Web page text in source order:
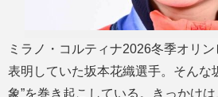
ミラノ・コルティナ2026冬季オリ
表明していた坂本花織選手。そんな
象”を巻き起こしている。きっかけ